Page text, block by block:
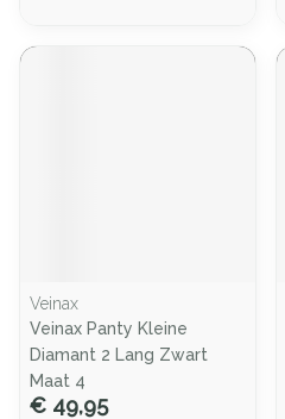
Veinax
Veinax Panty Kleine
Diamant 2 Lang Zwart
Maat 4
€ 49,95